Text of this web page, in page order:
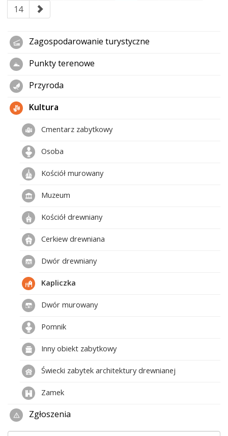
14
Zagospodarowanie turystyczne
Punkty terenowe
Przyroda
Kultura
Cmentarz zabytkowy
Osoba
Kościół murowany
Muzeum
Kościół drewniany
Cerkiew drewniana
Dwór drewniany
Kapliczka
Dwór murowany
Pomnik
Inny obiekt zabytkowy
Świecki zabytek architektury drewnianej
Zamek
Zgłoszenia